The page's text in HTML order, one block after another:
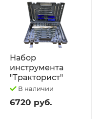
Набор
инструмента
"Тракторист"
В наличии
6720 руб.